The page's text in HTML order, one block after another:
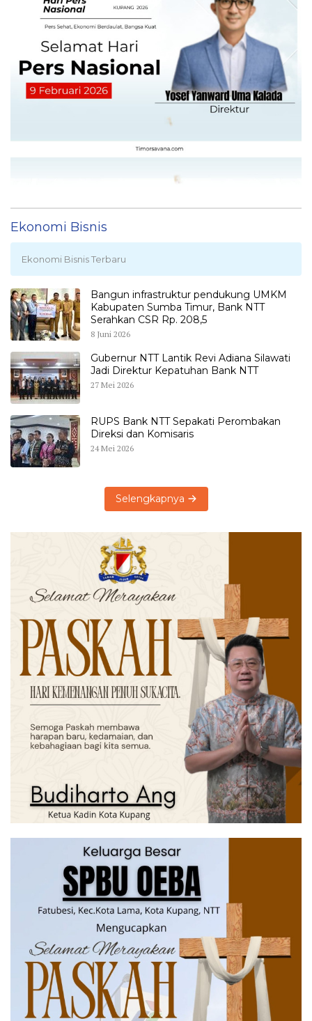
Ekonomi Bisnis
Ekonomi Bisnis Terbaru
Bangun infrastruktur pendukung UMKM
Kabupaten Sumba Timur, Bank NTT
Serahkan CSR Rp. 208,5
8 Juni 2026
Gubernur NTT Lantik Revi Adiana Silawati
Jadi Direktur Kepatuhan Bank NTT
27 Mei 2026
RUPS Bank NTT Sepakati Perombakan
Direksi dan Komisaris
24 Mei 2026
Selengkapnya